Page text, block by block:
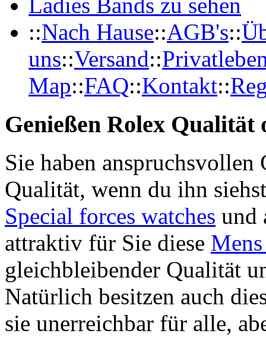
::Nach Hause::AGB's::
uns::Versand::
Map::FAQ::Kontakt::
Genießen Rolex Qualität
Sie haben anspruchsvollen
Qualität, wenn du ihn
Special forces watches und
attraktiv für Sie diese
gleichbleibender Qualität
Natürlich besitzen auch
sie unerreichbar für alle,